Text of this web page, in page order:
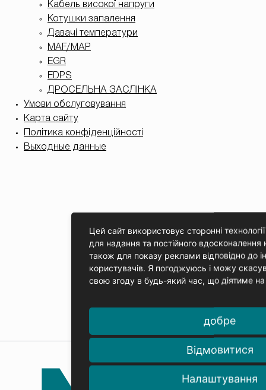
Кабель високої напруги
Котушки запалення
Давачі температури
MAF/MAP
EGR
EDPS
ДРОСЕЛЬНА ЗАСЛІНКА
Умови обслуговування
Карта сайту
Політика конфіденційності
Выходные данные
Цей сайт використовує сторонні
для надання та постійного вдосконалення
також для показу реклами відповідно до
користувачів. Я погоджуюсь і можу
свою згоду в будь-який час, що діятиме
добре
Відмовитися
Налаштування